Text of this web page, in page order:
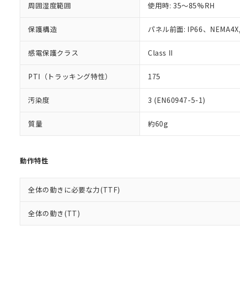
周囲湿度範囲 使用時: 35～85%RH
保護構造 パネル前面: IP66、
感電保護クラス Class II
PTI（トラッキング特性） 175
汚染度 3 (EN60947-5-1)
質量 約60g
動作特性
全体の動きに必要な力(TTF)
全体の動き(TT)